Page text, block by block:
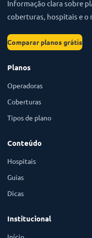
Informação clara sobre
coberturas, hospitais e o
Comparar planos grátis
Planos
Operadoras
Coberturas
Tipos de plano
Conteúdo
Hospitais
Guias
Dicas
Institucional